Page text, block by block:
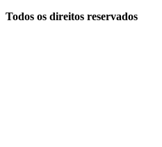
Todos os direitos reservados